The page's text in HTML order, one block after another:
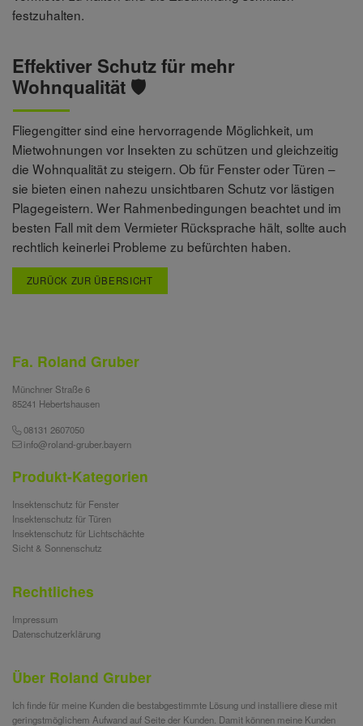
ZURÜCK ZUR ÜBERSICHT
festzuhalten.
Effektiver Schutz für mehr
Wohnqualität 🛡️
Fliegengitter sind eine hervorragende Möglichkeit, um
Mietwohnungen vor Insekten zu schützen und gleichzeitig
die Wohnqualität zu steigern. Ob für Fenster oder Türen –
sie bieten einen nahezu unsichtbaren Schutz vor lästigen
Plagegeistern. Wer Rahmenbedingungen beachtet und im
besten Fall mit dem Vermieter Rücksprache hält, sollte auch
rechtlich keinerlei Probleme zu befürchten haben.
Fa. Roland Gruber
Münchner Straße 6
85241 Hebertshausen
08131 2607050
info@roland-gruber.bayern
Produkt-Kategorien
Insektenschutz für Fenster
Insektenschutz für Türen
Insektenschutz für Lichtschächte
Sicht & Sonnenschutz
Rechtliches
Impressum
Datenschutzerklärung
Über Roland Gruber
Ich finde für meine Kunden die bestabgestimmte Lösung und installiere diese mit
geringstmöglichem Aufwand auf Seite der Kunden. Damit können meine Kunden